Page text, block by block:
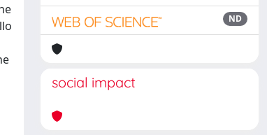
ND
social impact